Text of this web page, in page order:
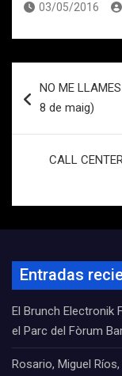
03/05/2016
de
NO ME
8 de maig)
CALL
Entradas
El Brunch Electronik
el Parc del Fòrum
Rosario, Miguel